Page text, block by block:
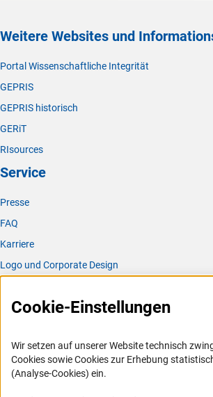
Weitere Websites und
Portal Wissenschaftliche Integrität
GEPRIS
GEPRIS historisch
GERiT
RIsources
Service
Presse
FAQ
Karriere
Logo und Corporate Design
Compliance
Barrierefreiheit
Service und Informationen für Menschen mit
Cookie-Einstellungen
Wir setzen auf unserer Website technisch
Cookies sowie Cookies zur Erhebung
(Analyse-Cookies) ein.